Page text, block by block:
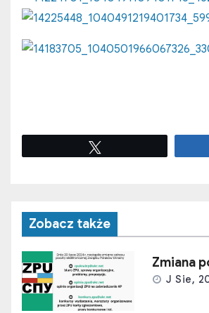
Zobacz także
Zmiana
J Sie,